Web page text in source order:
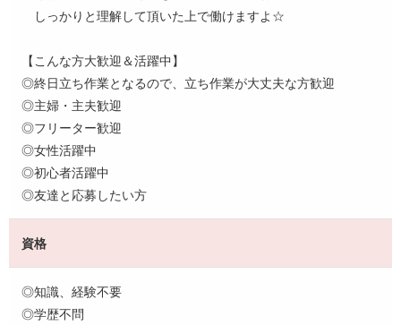
しっかりと理解して頂いた上で働けますよ☆
【こんな方大歓迎＆活躍中】
◎終日立ち作業となるので、立ち作業が大丈夫な方歓迎
◎主婦・主夫歓迎
◎フリーター歓迎
◎女性活躍中
◎初心者活躍中
◎友達と応募したい方
資格
◎知識、経験不要
◎学歴不問